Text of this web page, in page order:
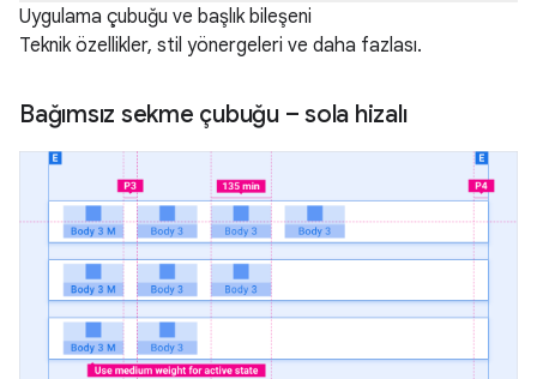
Uygulama çubuğu ve başlık bileşeni
Teknik özellikler, stil yönergeleri ve daha fazlası.
Bağımsız sekme çubuğu – sola hizalı